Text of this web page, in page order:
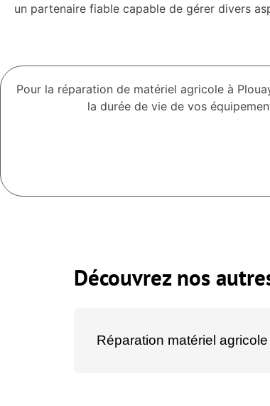
un partenaire fiable capable de gérer divers
Pour la réparation de matériel agricole à
la durée de vie de vos
Découvrez nos
Réparation matériel